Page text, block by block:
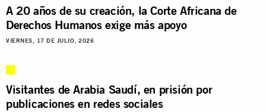
A 20 años de su creación, la Corte Africana de
Derechos Humanos exige más apoyo
VIERNES, 17 DE JULIO, 2026
Visitantes de Arabia Saudí, en prisión por
publicaciones en redes sociales